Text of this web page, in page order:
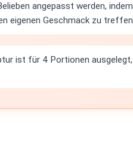
angepasst werden,
eigenen Geschmack zu
ist für 4 Portionen